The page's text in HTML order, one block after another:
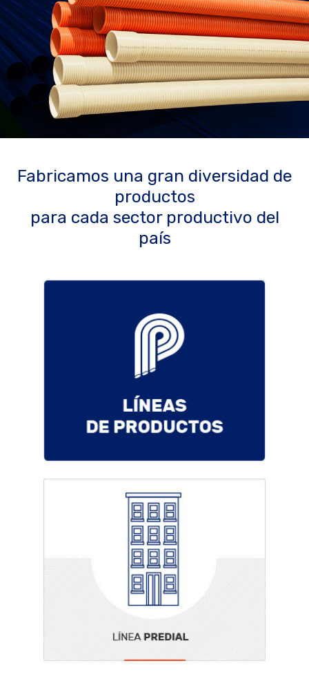
Fabricamos una gran diversidad de
productos
para cada sector productivo del
país